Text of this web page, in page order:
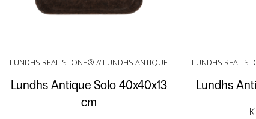
LUNDHS REAL STONE® // LUNDHS ANTIQUE
Lundhs Antique Solo 40x40x13
cm
LUNDHS REAL
Lundhs